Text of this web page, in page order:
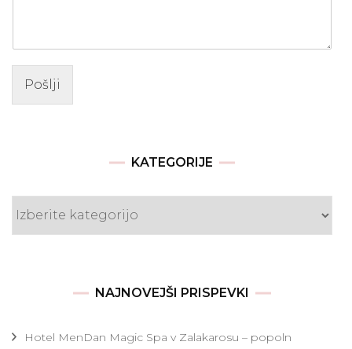
Pošlji
KATEGORIJE
NAJNOVEJŠI PRISPEVKI
Hotel MenDan Magic Spa v Zalakarosu – popoln